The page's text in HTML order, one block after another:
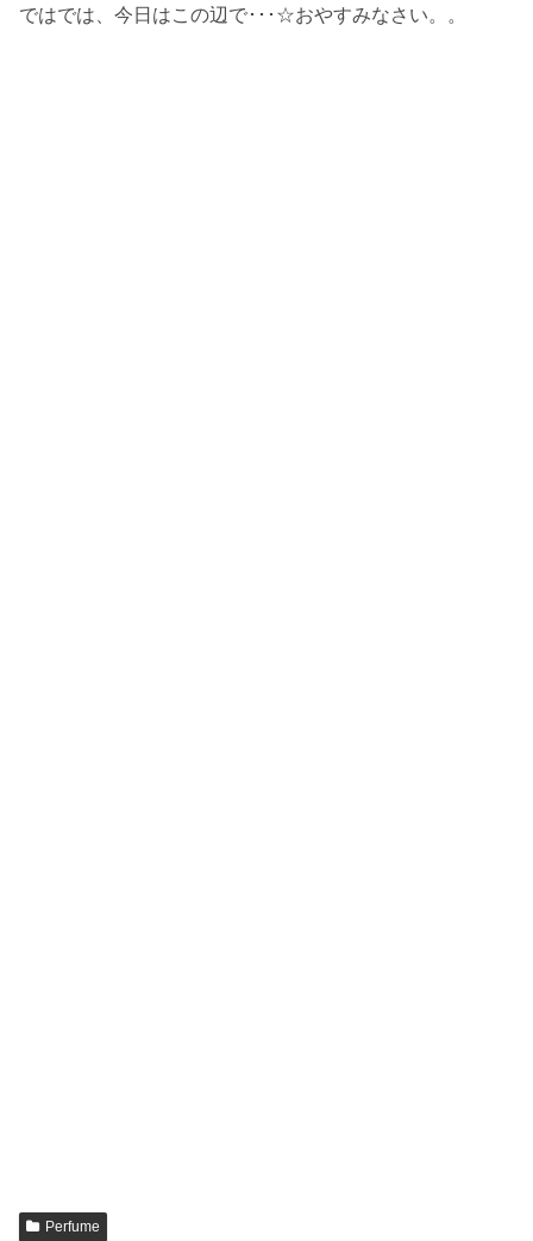
ではでは、今日はこの辺で･･･☆おやすみなさい。。
Perfume